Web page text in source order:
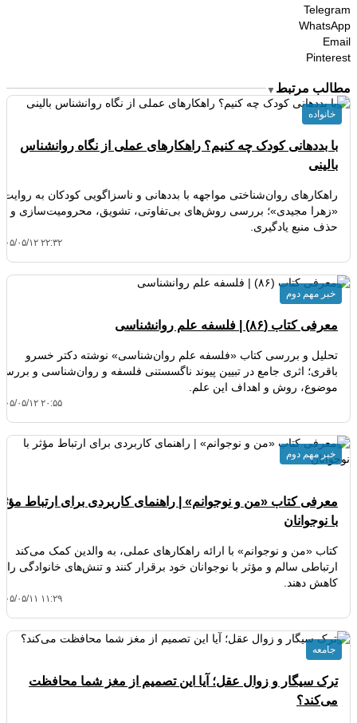
Telegram
WhatsApp
Email
Pinterest
مطالب مرتبط ▼
با بددهانی کودک چه کنیم؟ راهکارهای عملی از نگاه روانشناس
بالینی
راهکارهای روان‌شناختی مواجهه با بددهانی و ناسزاگویی کودکان به روایت
«زهرا مجیدی»؛ بررسی روش‌های بی‌تفاوتی، تشویق، محرومیت‌سازی و
حذف منبع یادگیری.
۱۴۰۵/۰۵/۱۲
خانواده
معرفی کتاب (۸۶) | فلسفه علم روانشناسی
تحلیل و بررسی کتاب «فلسفه علم روان‌شناسی» نوشته دکتر خسرو
باقری؛ اثری جامع در تبیین پیوند ناگسستنی فلسفه و روان‌شناسی و
موضوع، روش و اهداف این علم.
۱۴۰۵/۰۵/۱۲
خبر مهم دوم
معرفی کتاب «من و نوجوانم» | راهنمای کاربردی برای ارتباط
با نوجوانان
کتاب «من و نوجوانم» با ارائه راهکارهای عملی، به والدین کمک می‌کند
ارتباطی سالم و مؤثر با نوجوانان خود برقرار کنند و تنش‌های خانوادگی را
کاهش دهند.
۱۴۰۵/۰۵/۱۱
خبر مهم دوم
ترک سیگار و زوال عقل؛ آیا این تصمیم از مغز شما محافظت
می‌کند؟
جامعه